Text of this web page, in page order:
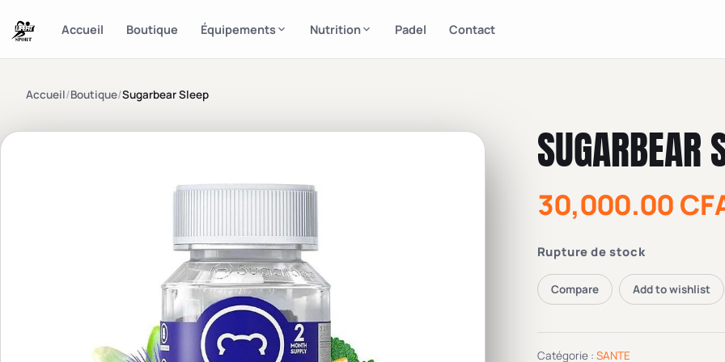
Accueil Boutique Équipements Nutrition Padel Contact
Accueil/Boutique/Sugarbear Sleep
SUGARBEAR
30,000.00
Rupture de stock
Compare Add to wishlist
Catégorie : SANTE